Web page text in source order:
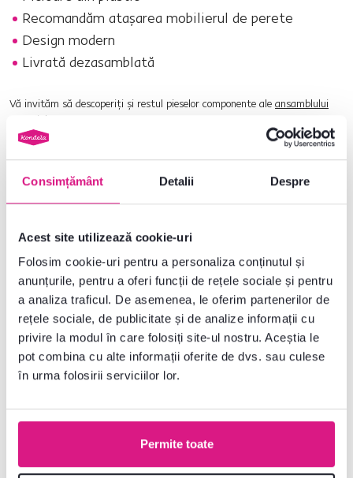
Consimțământ Detalii Despre
Acest site utilizează cookie-uri
Folosim cookie-uri pentru a personaliza conținutul și
anunțurile, pentru a oferi funcții de rețele sociale și pentru
a analiza traficul. De asemenea, le oferim partenerilor de
rețele sociale, de publicitate și de analize informații cu
privire la modul în care folosiți site-ul nostru. Aceștia le
pot combina cu alte informații oferite de dvs. sau culese
în urma folosirii serviciilor lor.
Permite toate
Recomandăm ataşarea mobilierul de perete
Design modern
Livrată dezasamblată
Vă invităm să descoperiţi şi restul pieselor componente ale ansamblului
sectorial AIRON
Nr. produs : 0000374711
Parametri de bază
Dimensiuni și specificații
Informații despre ambalare
Instrucțiuni de asamblare
Nu ați găsit informațiile dorite?
0040 359 228 037 Deschideți chat-ul